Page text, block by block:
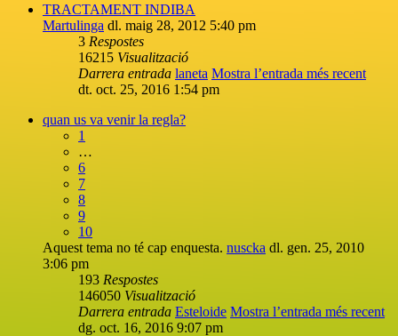
TRACTAMENT INDIBA
Martulinga dl. maig 28, 2012 5:40 pm
3 Respostes
16215 Visualització
Darrera entrada laneta Mostra l’entrada més recent
dt. oct. 25, 2016 1:54 pm
quan us va venir la regla?
1
…
6
7
8
9
10
Aquest tema no té cap enquesta. nuscka dl. gen. 25, 2010
3:06 pm
193 Respostes
146050 Visualització
Darrera entrada Esteloide Mostra l’entrada més recent
dg. oct. 16, 2016 9:07 pm